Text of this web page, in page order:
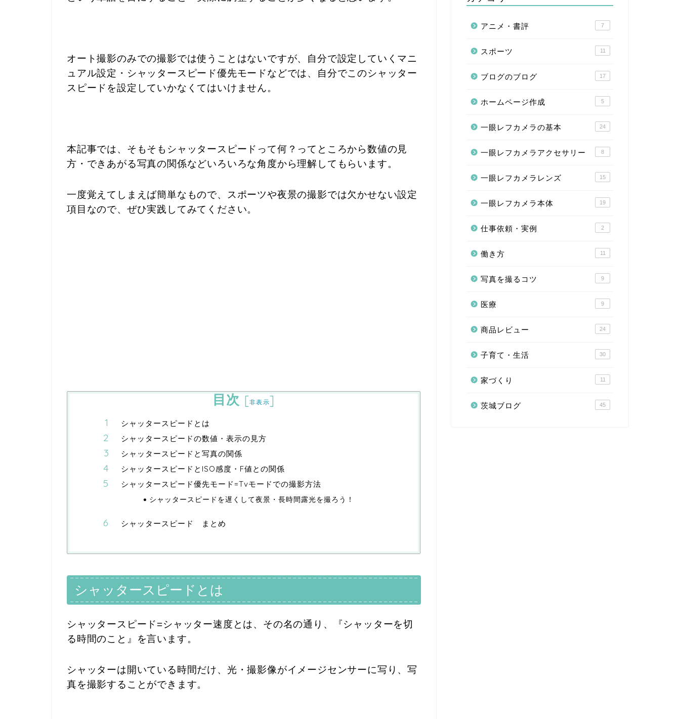
オート撮影のみでの撮影では使うことはないですが、自分で設定していくマニ
ュアル設定・シャッタースピード優先モードなどでは、自分でこのシャッター
スピードを設定していかなくてはいけません。
本記事では、そもそもシャッタースピードって何？ってところから数値の見
方・できあがる写真の関係などいろいろな角度から理解してもらいます。
一度覚えてしまえば簡単なもので、スポーツや夜景の撮影では欠かせない設定
項目なので、ぜひ実践してみてください。
目次 [非表示]
シャッタースピードとは
シャッタースピードの数値・表示の見方
シャッタースピードと写真の関係
シャッタースピードとISO感度・F値との関係
シャッタースピード優先モード=Tvモードでの撮影方法
シャッタースピードを遅くして夜景・長時間露光を撮ろう！
シャッタースピード まとめ
シャッタースピードとは
シャッタースピード=シャッター速度とは、その名の通り、『シャッターを切
る時間のこと』を言います。
シャッターは開いている時間だけ、光・撮影像がイメージセンサーに写り、写
真を撮影することができます。
アニメ・書評 7
スポーツ 11
ブログのブログ 17
ホームページ作成 5
一眼レフカメラの基本 24
一眼レフカメラアクセサリー 8
一眼レフカメラレンズ 15
一眼レフカメラ本体 19
仕事依頼・実例 2
働き方 11
写真を撮るコツ 9
医療 9
商品レビュー 24
子育て・生活 30
家づくり 11
茨城ブログ 45